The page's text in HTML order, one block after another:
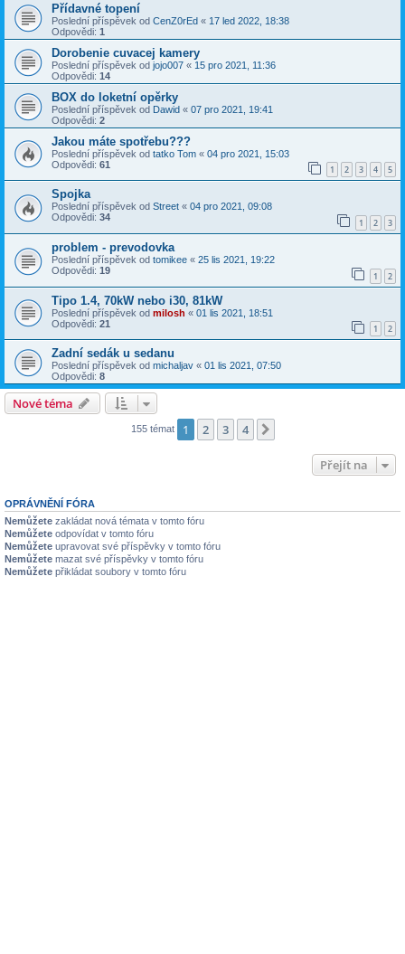
Přídavné topení
Poslední příspěvek od CenZ0rEd « 17 led 2022, 18:38
Odpovědi: 1
Dorobenie cuvacej kamery
Poslední příspěvek od jojo007 « 15 pro 2021, 11:36
Odpovědi: 14
BOX do loketní opěrky
Poslední příspěvek od Dawid « 07 pro 2021, 19:41
Odpovědi: 2
Jakou máte spotřebu???
Poslední příspěvek od tatko Tom « 04 pro 2021, 15:03
Odpovědi: 61 1 2 3 4 5
Spojka
Poslední příspěvek od Street « 04 pro 2021, 09:08
Odpovědi: 34 1 2 3
problem - prevodovka
Poslední příspěvek od tomikee « 25 lis 2021, 19:22
Odpovědi: 19 1 2
Tipo 1.4, 70kW nebo i30, 81kW
Poslední příspěvek od milosh « 01 lis 2021, 18:51
Odpovědi: 21 1 2
Zadní sedák u sedanu
Poslední příspěvek od michaljav « 01 lis 2021, 07:50
Odpovědi: 8
Nové téma
155 témat 1 2 3 4
Přejít na
OPRÁVNĚNÍ FÓRA
Nemůžete zakládat nová témata v tomto fóru
Nemůžete odpovídat v tomto fóru
Nemůžete upravovat své příspěvky v tomto fóru
Nemůžete mazat své příspěvky v tomto fóru
Nemůžete přikládat soubory v tomto fóru